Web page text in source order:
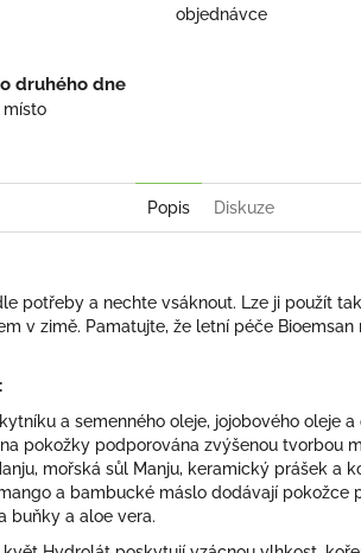
objednávce
druhého dne
místo
Popis Diskuze
potřeby a nechte vsáknout. Lze ji použít
v zimě. Pamatujte, že letní péče
a semenného oleje, jojobového oleje
pokožky podporována zvýšenou tvorbou
mořská sůl Manju, keramický prášek a
a bambucké máslo dodávají pokožce
buňky a aloe vera.